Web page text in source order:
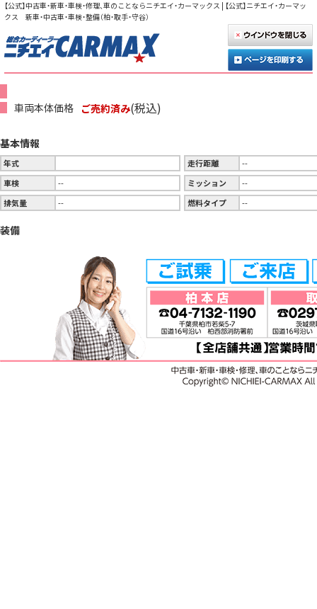
【公式】中古車・新車・車検・修理、車のことならニチエイ・カーマックス | 【公式】ニチエイ・カーマッ
クス 新車・中古車・車検・整備（柏・取手・守谷）
車両本体価格 ご売約済み(税込)
基本情報
年式 走行距離
--
車検
-- ミッション
--
排気量
-- 燃料タイプ --
装備